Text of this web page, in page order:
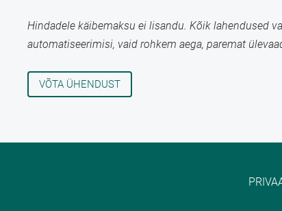
Hindadele käibemaksu ei lisandu. Kõik lahendused
automatiseerimisi, vaid rohkem aega, paremat
VÕTA ÜHENDUST